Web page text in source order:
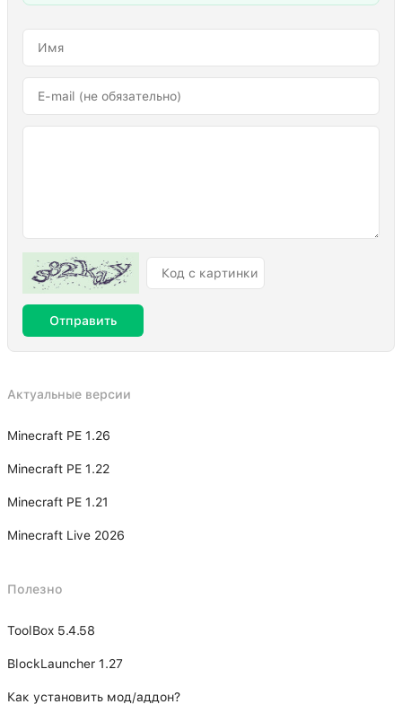
Отправить
Актуальные версии
Minecraft PE 1.26
Minecraft PE 1.22
Minecraft PE 1.21
Minecraft Live 2026
Полезно
ToolBox 5.4.58
BlockLauncher 1.27
Как установить мод/аддон?